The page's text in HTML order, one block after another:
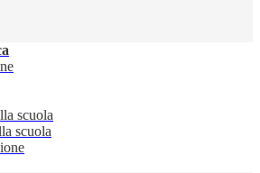
scuola
scuola